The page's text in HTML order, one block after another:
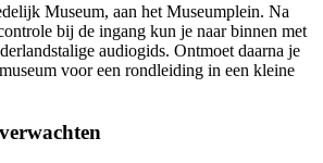
Museum, aan het Museumplein. Na
bij de ingang kun je naar binnen met
audiogids. Ontmoet daarna je
voor een rondleiding in een kleine